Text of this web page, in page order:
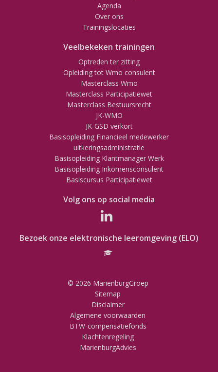
Agenda
Over ons
Trainingslocaties
Veelbekeken trainingen
Optreden ter zitting
Opleiding tot Wmo consulent
Masterclass Wmo
Masterclass Participatiewet
Masterclass Bestuursrecht
JK-WMO
JK-GSD verkort
Basisopleiding Financieel medewerker
uitkeringsadministratie
Basisopleiding Klantmanager Werk
Basisopleiding Inkomensconsulent
Basiscursus Participatiewet
Volg ons op social media
Bezoek onze elektronische leeromgeving (ELO)
© 2026 MariënburgGroep
Sitemap
Disclaimer
Algemene voorwaarden
BTW-compensatiefonds
Klachtenregeling
MarienburgAdvies